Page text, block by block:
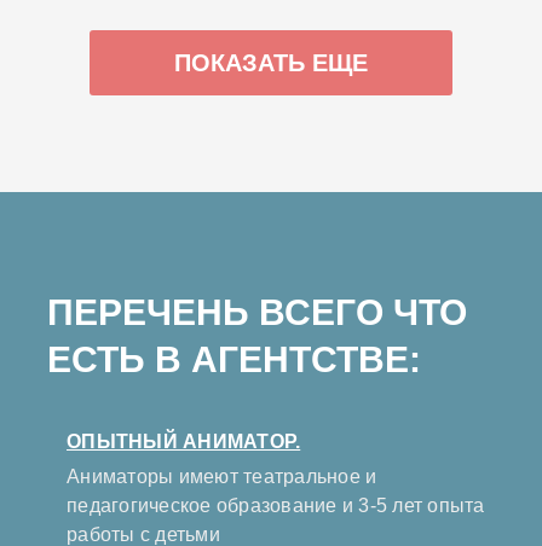
ПОКАЗАТЬ ЕЩЕ
ПЕРЕЧЕНЬ ВСЕГО ЧТО
ЕСТЬ В АГЕНТСТВЕ:
ОПЫТНЫЙ АНИМАТОР.
Аниматоры имеют театральное и
педагогическое образование и 3-5 лет опыта
работы с детьми